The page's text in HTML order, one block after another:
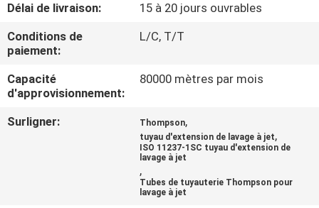
CONTRÔLE
DE
QUALITÉ
CONTACTEZ-
Délai de livraison:
15 à 20 jours ouvrables
Conditions de
paiement:
L/C, T/T
Capacité
d'approvisionnement:
80000 mètres par mois
Surligner: Thompson,
tuyau d'extension de lavage à jet,
ISO 11237-1SC tuyau d'extension de
lavage à jet
,
Tubes de tuyauterie Thompson pour
lavage à jet